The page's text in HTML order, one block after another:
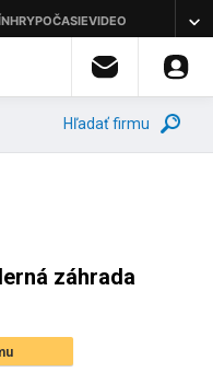
Hľadať firmu
záhrada